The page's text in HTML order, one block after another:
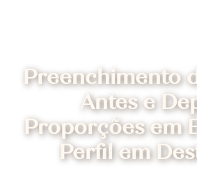
Preenchimento
Antes e
Proporções em
Perfil em